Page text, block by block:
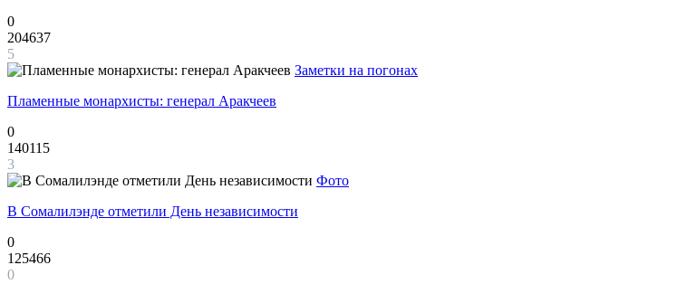
0
204637
5
Заметки на погонах
Пламенные монархисты: генерал Аракчеев
0
140115
3
Фото
В Сомалилэнде отметили День независимости
0
125466
0